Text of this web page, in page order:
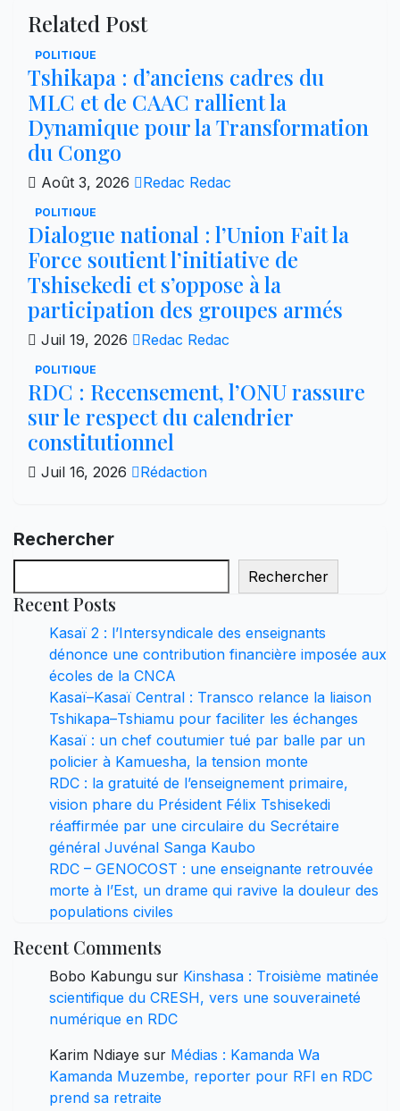
Related Post
POLITIQUE
Tshikapa : d’anciens cadres du
MLC et de CAAC rallient la
Dynamique pour la Transformation
du Congo
Août 3, 2026 Redac Redac
POLITIQUE
Dialogue national : l’Union Fait la
Force soutient l’initiative de
Tshisekedi et s’oppose à la
participation des groupes armés
Juil 19, 2026 Redac Redac
POLITIQUE
RDC : Recensement, l’ONU rassure
sur le respect du calendrier
constitutionnel
Juil 16, 2026 Rédaction
Rechercher
Rechercher
Recent Posts
Kasaï 2 : l’Intersyndicale des enseignants
dénonce une contribution financière imposée aux
écoles de la CNCA
Kasaï–Kasaï Central : Transco relance la liaison
Tshikapa–Tshiamu pour faciliter les échanges
Kasaï : un chef coutumier tué par balle par un
policier à Kamuesha, la tension monte
RDC : la gratuité de l’enseignement primaire,
vision phare du Président Félix Tshisekedi
réaffirmée par une circulaire du Secrétaire
général Juvénal Sanga Kaubo
RDC – GENOCOST : une enseignante retrouvée
morte à l’Est, un drame qui ravive la douleur des
populations civiles
Recent Comments
Bobo Kabungu sur Kinshasa : Troisième matinée
scientifique du CRESH, vers une souveraineté
numérique en RDC
Karim Ndiaye sur Médias : Kamanda Wa
Kamanda Muzembe, reporter pour RFI en RDC
prend sa retraite